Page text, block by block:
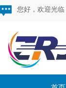
您好，欢迎光临